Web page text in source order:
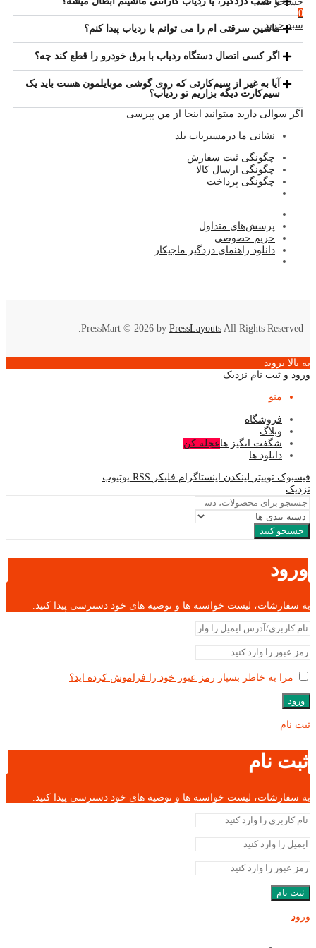
0
سبد خریدماشین سرقتی ام را می توانم با ردیاب پیدا کنم؟
اگر کسی اتصال دستگاه ردیاب با برق خودرو را قطع کند چه؟
آیا به غیر از سیم‌کارتی که روی گوشی موبایلمون هست باید یک
سیم‌کارت دیگه بزاریم تو ردیاب؟
اگر سوالی دارید میتوانید اینجا از من پپرسی
نشانی ما درمسیریاب بلد
چگونگی ثبت سفارش
چگونگی ارسال کالا
چگونگی پرداخت
پرسش‌های متداول
حریم خصوصی
دانلود راهنمای دزدگیر ماجیکار
PressMart © 2026 by PressLayouts All Rights Reserved.
به بالا بروید
ورود و ثبت نام نزدیک
منو
فروشگاه
وبلاگ
شگفت انگیز هاعجله کن
دانلود ها
فیسبوک توییتر لینکدن اینستاگرام فلیکر RSS یوتیوب
نزدیک
جستجو کنید
ورود
به سفارشات، لیست خواسته ها و توصیه های خود دسترسی پیدا کنید.
مرا به خاطر بسپار رمز عبور خود را فراموش کرده اید؟
ورود
ثبت نام
ثبت نام
به سفارشات، لیست خواسته ها و توصیه های خود دسترسی پیدا کنید.
ثبت نام
ورود